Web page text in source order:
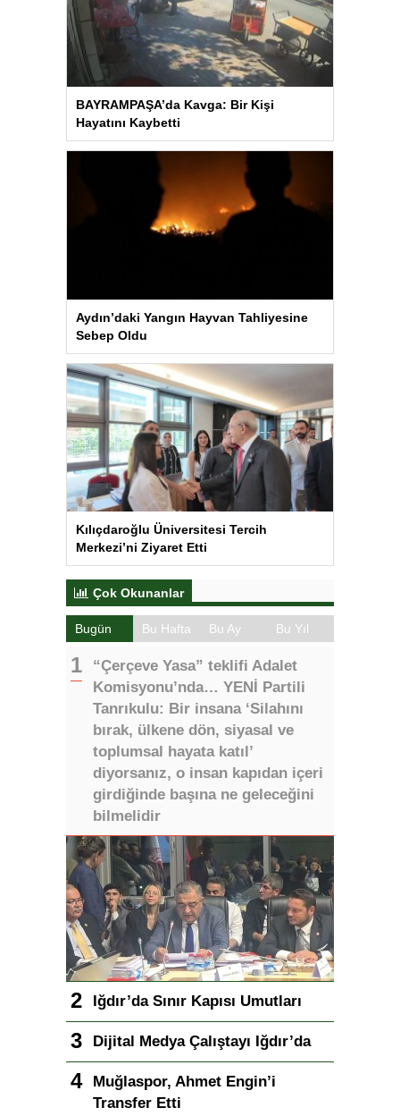
BAYRAMPAŞA’da Kavga: Bir Kişi
Hayatını Kaybetti
Aydın’daki Yangın Hayvan Tahliyesine
Sebep Oldu
Kılıçdaroğlu Üniversitesi Tercih
Merkezi’ni Ziyaret Etti
Çok Okunanlar
Bugün Bu Hafta Bu Ay Bu Yıl
“Çerçeve Yasa” teklifi Adalet
Komisyonu’nda… YENİ Partili
Tanrıkulu: Bir insana ‘Silahını
bırak, ülkene dön, siyasal ve
toplumsal hayata katıl’
diyorsanız, o insan kapıdan içeri
girdiğinde başına ne geleceğini
bilmelidir
Iğdır’da Sınır Kapısı Umutları
Dijital Medya Çalıştayı Iğdır’da
Muğlaspor, Ahmet Engin’i
Transfer Etti